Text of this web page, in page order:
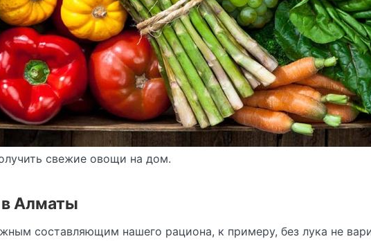
свежие овощи на дом.
Алматы
составляющим нашего рациона, к примеру, без лука не